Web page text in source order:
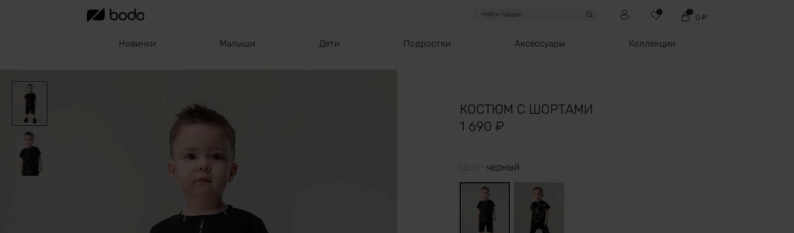
0 0
0₽
Новинки Малыши Дети Подростки Аксессуары Коллекции
КОСТЮМ С ШОРТАМИ
1 690 ₽
черный